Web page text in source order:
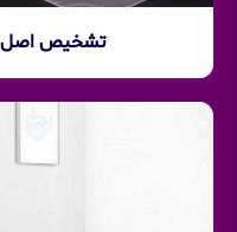
تشخیص اصل